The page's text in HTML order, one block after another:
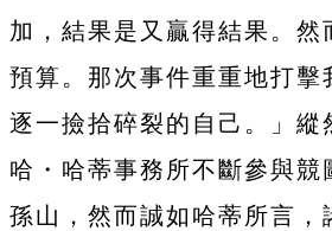
加，結果是又贏得結果。然
預算。那次事件重重地打擊
逐一撿拾碎裂的自己。」縱
哈・哈蒂事務所不斷參與競
孫山，然而誠如哈蒂所言，